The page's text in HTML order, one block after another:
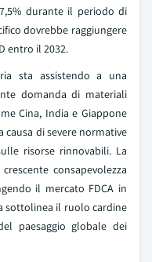
durante il periodo di
dovrebbe raggiungere
entro il 2032.
sta assistendo a una
domanda di materiali
Cina, India e Giappone
causa di severe normative
risorse rinnovabili. La
consapevolezza
il mercato FDCA in
sottolinea il ruolo cardine
paesaggio globale dei